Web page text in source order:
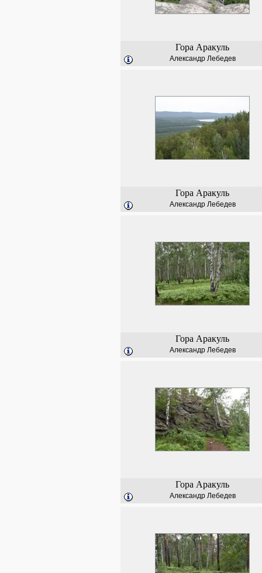
Гора Аракуль
Александр Лебедев
Гора Аракуль
Александр Лебедев
Гора Аракуль
Александр Лебедев
Гора Аракуль
Александр Лебедев